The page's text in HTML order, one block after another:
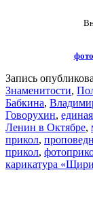
Запись
Знаменитости,
Бабкина,
Говорухин,
Ленин в Октябре,
прикол,
прикол,
карикатура